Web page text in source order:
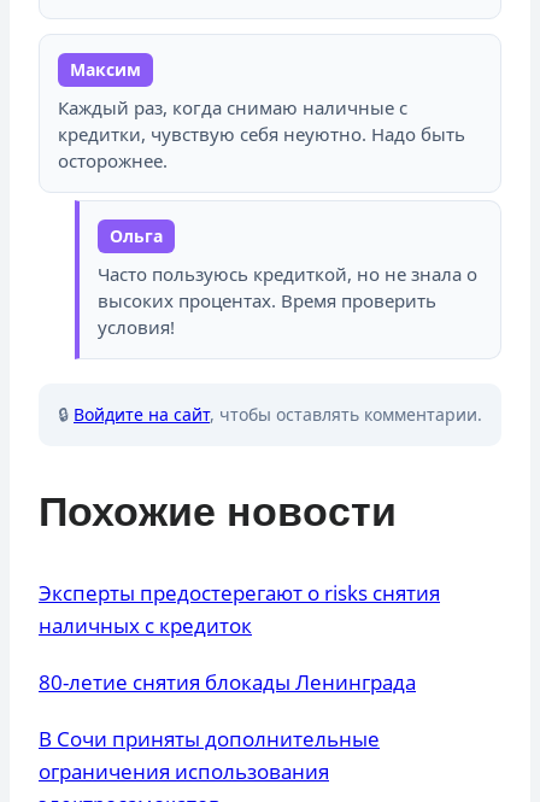
Максим
Каждый раз, когда снимаю наличные с
кредитки, чувствую себя неуютно. Надо быть
осторожнее.
Ольга
Часто пользуюсь кредиткой, но не знала о
высоких процентах. Время проверить
условия!
🔒 Войдите на сайт, чтобы оставлять комментарии.
Похожие новости
Эксперты предостерегают о risks снятия
наличных с кредиток
80-летие снятия блокады Ленинграда
В Сочи приняты дополнительные
ограничения использования